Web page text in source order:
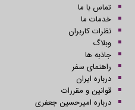
تماس با ما
خدمات ما
نظرات کاربران
وبلاگ
جاذبه ها
راهنمای سفر
درباره ایران
قوانین و مقررات
درباره امیرحسین جعفری